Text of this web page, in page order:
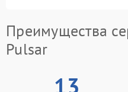
Преимущества
Pulsar
13